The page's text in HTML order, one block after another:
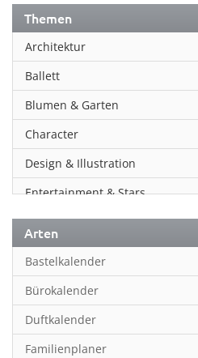
Themen
Architektur
Ballett
Blumen & Garten
Character
Design & Illustration
Entertainment & Stars
Erotik
Essen & Trinken
Familienplaner
Fantasy
Film
Arten
Bastelkalender
Bürokalender
Duftkalender
Familienplaner